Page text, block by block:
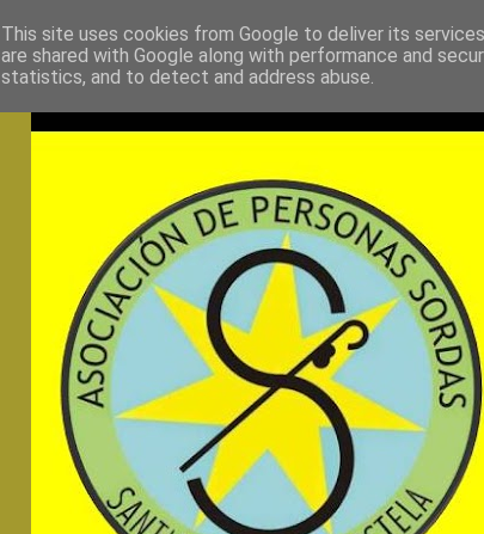
This site uses cookies from Google to deliver its
are shared with Google along with performance and
statistics, and to detect and address abuse.